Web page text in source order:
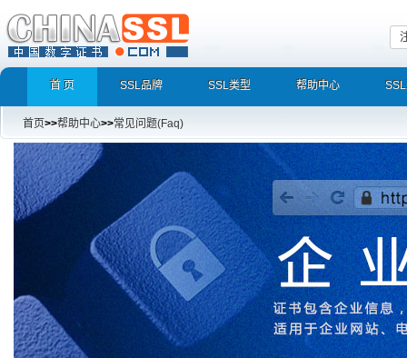
首 页 SSL品牌 SSL类型 帮助中心
首页>>帮助中心>>常见问题(Faq)